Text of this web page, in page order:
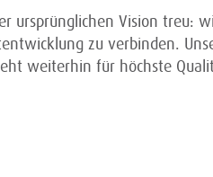
ursprünglichen Vision treu:
zu verbinden.
weiterhin für höchste